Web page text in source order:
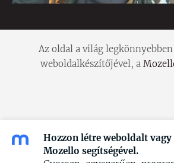
Az oldal a világ
weboldalkészítőjével, a
Hozzon létre weboldalt vagy
Mozello segítségével.